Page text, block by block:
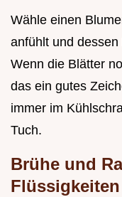
Wähle einen
anfühlt und
Wenn die Blätter
das ein gutes
immer im
Tuch.
Brühe und